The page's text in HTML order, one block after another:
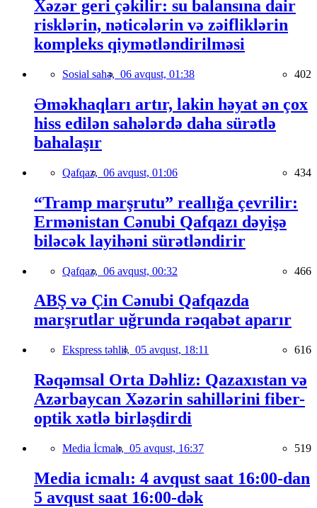
Xəzər geri çəkilir: su balansına dair
risklərin, nəticələrin və zəifliklərin
kompleks qiymətləndirilməsi
Sosial sahə, 06 avqust, 01:38 402
Əməkhaqları artır, lakin həyat ən çox
hiss edilən sahələrdə daha sürətlə
bahalaşır
Qafqaz, 06 avqust, 01:06 434
“Tramp marşrutu” reallığa çevrilir:
Ermənistan Cənubi Qafqazı dəyişə
biləcək layihəni sürətləndirir
Qafqaz, 06 avqust, 00:32 466
ABŞ və Çin Cənubi Qafqazda
marşrutlar uğrunda rəqabət aparır
Ekspress təhlil, 05 avqust, 18:11 616
Rəqəmsal Orta Dəhliz: Qazaxıstan və
Azərbaycan Xəzərin sahillərini fiber-
optik xətlə birləşdirdi
Media İcmalı, 05 avqust, 16:37 519
Media icmalı: 4 avqust saat 16:00-dan
5 avqust saat 16:00-dək